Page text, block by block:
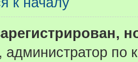
по